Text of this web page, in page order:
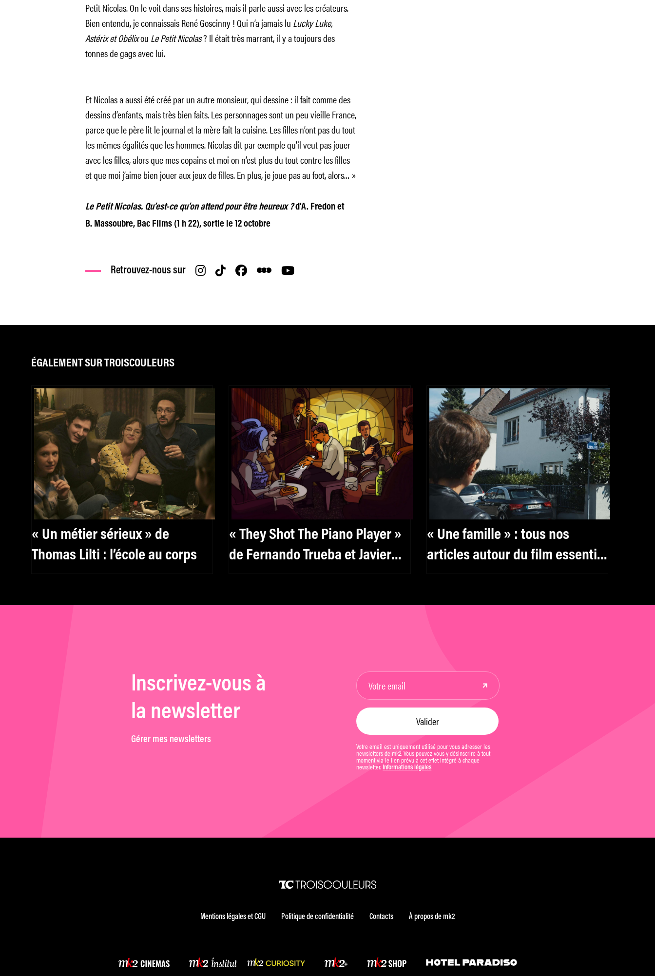
Petit Nicolas. On le voit dans ses histoires, mais il parle aussi avec les créateurs.
Bien entendu, je connaissais René Goscinny ! Qui n’a jamais lu Lucky Luke,
Astérix et Obélixou Le Petit Nicolas? Il était très marrant, il y a toujours des
tonnes de gags avec lui.
Et Nicolas a aussi été créé par un autre monsieur, qui dessine : il fait comme des
dessins d’enfants, mais très bien faits. Les personnages sont un peu vieille France,
parce que le père lit le journal et la mère fait la cuisine. Les filles n’ont pas du tout
les mêmes égalités que les hommes. Nicolas dit par exemple qu’il veut pas jouer
avec les filles, alors que mes copains et moi on n’est plus du tout contre les filles
et que moi j’aime bien jouer aux jeux de filles. En plus, je joue pas au foot, alors… »
Le Petit Nicolas. Qu’est-ce qu’on attend pour être heureux ?d’A. Fredon et
B. Massoubre, Bac Films (1 h 22), sortie le 12 octobre
Retrouvez-nous sur
ÉGALEMENT SUR TROISCOULEURS
« Un métier sérieux » de
Thomas Lilti : l’école au corps
« They Shot The Piano Player »
de Fernando Trueba et Javier
« Une famille » : tous nos
articles autour du film essentiel
Inscrivez-vous à
la newsletter
Gérer mes newsletters
Votre email est uniquement utilisé pour vous adresser les
newsletters de mk2. Vous pouvez vous y désinscrire à tout
moment via le lien prévu à cet effet intégré à chaque
newsletter. Informations légales
Mentions légales et CGU Politique de confidentialité Contacts À propos de mk2